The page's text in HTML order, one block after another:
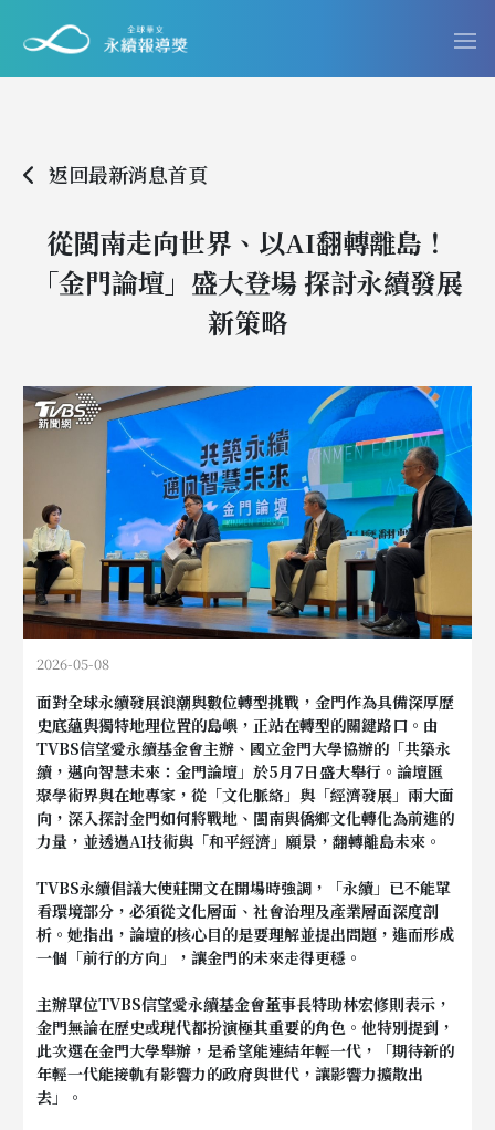
返回最新消息首頁
從閩南走向世界、以AI翻轉離島！
「金門論壇」盛大登場 探討永續發展
新策略
2026-05-08
面對全球永續發展浪潮與數位轉型挑戰，金門作為具備深厚歷
史底蘊與獨特地理位置的島嶼，正站在轉型的關鍵路口。由
TVBS信望愛永續基金會主辦、國立金門大學協辦的「共築永
續，邁向智慧未來：金門論壇」於5月7日盛大舉行。論壇匯
聚學術界與在地專家，從「文化脈絡」與「經濟發展」兩大面
向，深入探討金門如何將戰地、閩南與僑鄉文化轉化為前進的
力量，並透過AI技術與「和平經濟」願景，翻轉離島未來。
TVBS永續倡議大使莊開文在開場時強調，「永續」已不能單
看環境部分，必須從文化層面、社會治理及產業層面深度剖
析。她指出，論壇的核心目的是要理解並提出問題，進而形成
一個「前行的方向」，讓金門的未來走得更穩。
主辦單位TVBS信望愛永續基金會董事長特助林宏修則表示，
金門無論在歷史或現代都扮演極其重要的角色。他特別提到，
此次選在金門大學舉辦，是希望能連結年輕一代，「期待新的
年輕一代能接軌有影響力的政府與世代，讓影響力擴散出
去」。